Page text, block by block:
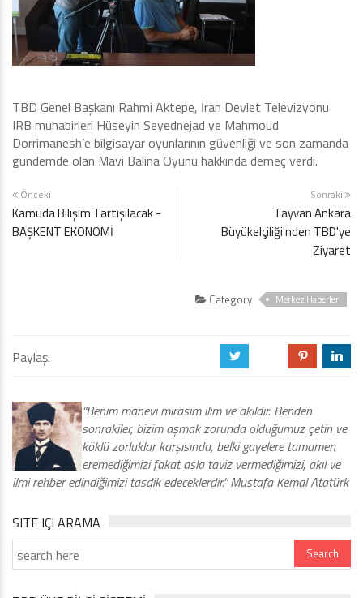
TBD Genel Başkanı Rahmi Aktepe, İran Devlet Televizyonu
IRB muhabirleri Hüseyin Seyednejad ve Mahmoud
Dorrimanesh’e bilgisayar oyunlarının güvenliği ve son zamanda
gündemde olan Mavi Balina Oyunu hakkında demeç verdi.
Önceki
Kamuda Bilişim Tartışılacak -
BAŞKENT EKONOMİ
Sonraki
Tayvan Ankara
Büyükelçiliği'nden TBD'ye
Ziyaret
Category Merkez Haberler
Paylaş: a d j
“Benim manevi mirasım ilim ve akıldır. Benden
sonrakiler, bizim aşmak zorunda olduğumuz çetin ve
köklü zorluklar karşısında, belki gayelere tamamen
eremediğimizi fakat asla taviz vermediğimizi, akıl ve
ilmi rehber edindiğimizi tasdik edeceklerdir.” Mustafa Kemal Atatürk
SITE IÇI ARAMA